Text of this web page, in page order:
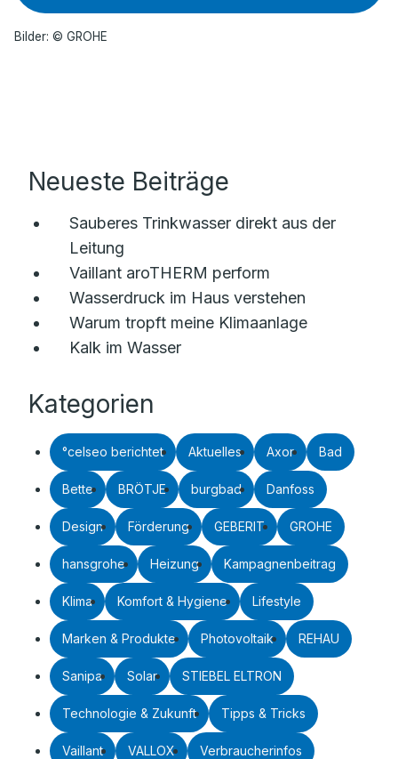
Bilder: © GROHE
Neueste Beiträge
Sauberes Trinkwasser direkt aus der
Leitung
Vaillant aroTHERM perform
Wasserdruck im Haus verstehen
Warum tropft meine Klimaanlage
Kalk im Wasser
Kategorien
°celseo berichtet Aktuelles Axor Bad
Bette BRÖTJE burgbad Danfoss
Design Förderung GEBERIT GROHE
hansgrohe Heizung Kampagnenbeitrag
Klima Komfort & Hygiene Lifestyle
Marken & Produkte Photovoltaik REHAU
Sanipa Solar STIEBEL ELTRON
Technologie & Zukunft Tipps & Tricks
Vaillant VALLOX Verbraucherinfos